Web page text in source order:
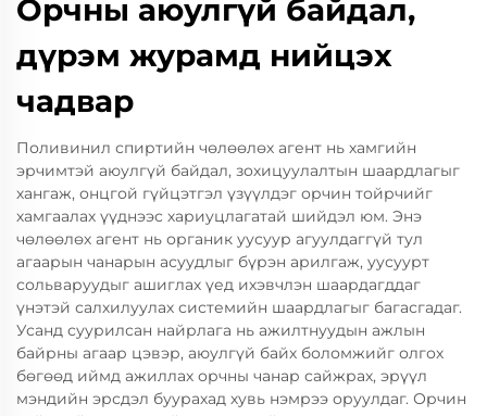
Орчны аюулгүй байдал,
дүрэм журамд нийцэх
чадвар
Поливинил спиртийн чөлөөлөх агент нь хамгийн
эрчимтэй аюулгүй байдал, зохицуулалтын шаардлагыг
хангаж, онцгой гүйцэтгэл үзүүлдэг орчин тойрчийг
хамгаалах үүднээс хариуцлагатай шийдэл юм. Энэ
чөлөөлөх агент нь органик уусуур агуулдаггүй тул
агаарын чанарын асуудлыг бүрэн арилгаж, уусуурт
сольваруудыг ашиглах үед ихэвчлэн шаардагддаг
үнэтэй салхилуулах системийн шаардлагыг багасгадаг.
Усанд суурилсан найрлага нь ажилтнуудын ажлын
байрны агаар цэвэр, аюулгүй байх боломжийг олгох
бөгөөд иймд ажиллах орчны чанар сайжрах, эрүүл
мэндийн эрсдэл буурахад хувь нэмрээ оруулдаг. Орчин